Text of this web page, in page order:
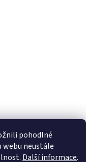
pohodlné
webu neustále
Další informace.